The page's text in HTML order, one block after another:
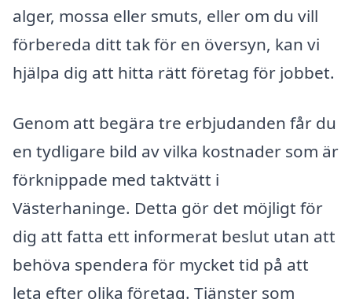
alger, mossa eller smuts, eller om du vill
förbereda ditt tak för en översyn, kan vi
hjälpa dig att hitta rätt företag för jobbet.
Genom att begära tre erbjudanden får du
en tydligare bild av vilka kostnader som är
förknippade med taktvätt i
Västerhaninge. Detta gör det möjligt för
dig att fatta ett informerat beslut utan att
behöva spendera för mycket tid på att
leta efter olika företag. Tjänster som